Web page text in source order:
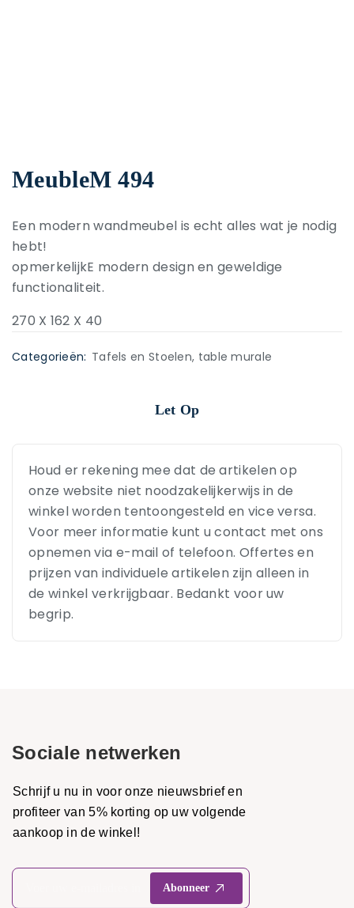
MeubleM 494
Een modern wandmeubel is echt alles wat je nodig
hebt!
opmerkelijkE modern design en geweldige
functionaliteit.
270 X 162 X 40
Categorieën: Tafels en Stoelen, table murale
Let Op
Houd er rekening mee dat de artikelen op
onze website niet noodzakelijkerwijs in de
winkel worden tentoongesteld en vice versa.
Voor meer informatie kunt u contact met ons
opnemen via e-mail of telefoon. Offertes en
prijzen van individuele artikelen zijn alleen in
de winkel verkrijgbaar. Bedankt voor uw
begrip.
Sociale netwerken
Schrijf u nu in voor onze nieuwsbrief en
profiteer van 5% korting op uw volgende
aankoop in de winkel!